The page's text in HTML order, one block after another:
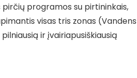
programos su pirtininkais,
visas tris zonas (Vandens
ir įvairiapusiškiausią